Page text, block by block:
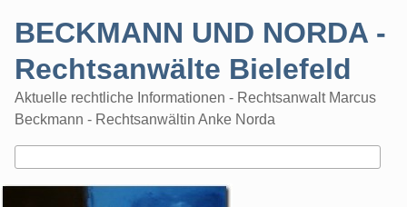
BECKMANN UND NORDA -
Rechtsanwälte Bielefeld
Aktuelle rechtliche Informationen - Rechtsanwalt Marcus
Beckmann - Rechtsanwältin Anke Norda